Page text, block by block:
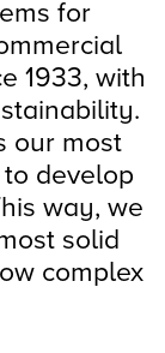
for
1933, with
our most
develop
way, we
solid
complex